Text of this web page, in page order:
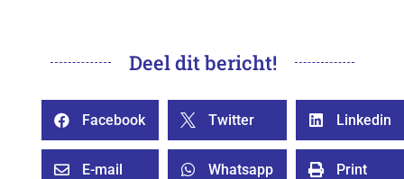
Deel dit bericht!
 Facebook  Twitter  Linkedin
 E-mail  Whatsapp  Print